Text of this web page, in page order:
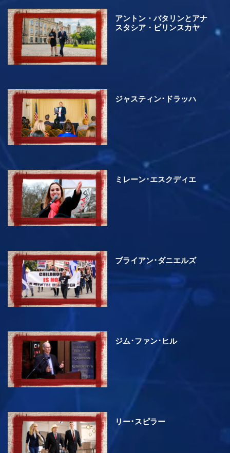
アントン・バタリンとアナ
スタシア・ビリンスカヤ
ジャスティン･ドラッハ
ミレーン･エスクディエ
ブライアン･ダニエルズ
ジム･ファン･ヒル
リー･スピラー